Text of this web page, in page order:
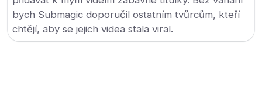
bych Submagic doporučil ostatním tvůrcům, kteří
chtějí, aby se jejich videa stala viral.